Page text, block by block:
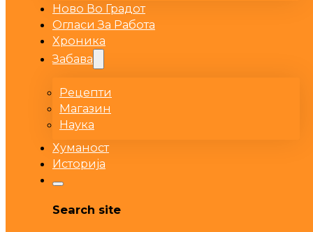
Ново Во Градот
Огласи За Работа
Хроника
Забава
Рецепти
Магазин
Наука
Хуманост
Историја
Search site